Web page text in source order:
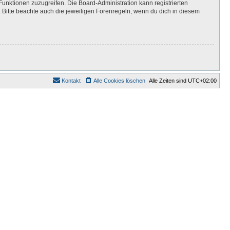
zuzugreifen. Die Board-Administration kann registrierten
beachte auch die jeweiligen Forenregeln, wenn du dich in diesem
Alle Zeiten sind UTC+02:00
Alle Cookies löschen
Kontakt